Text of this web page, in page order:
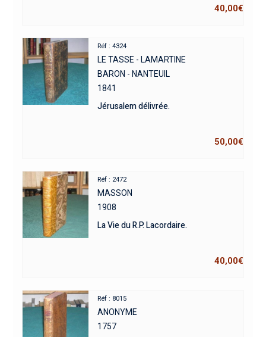
40,00€
Réf : 4324
LE TASSE - LAMARTINE
BARON - NANTEUIL
1841
Jérusalem délivrée.
50,00€
Réf : 2472
MASSON
1908
La Vie du R.P. Lacordaire.
40,00€
Réf : 8015
ANONYME
1757